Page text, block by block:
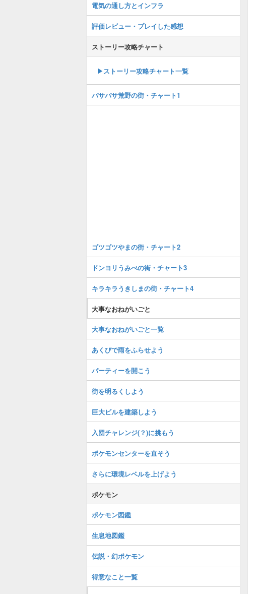
電気の通し方とインフラ
評価レビュー・プレイした感想
ストーリー攻略チャート
▶ストーリー攻略チャート一覧
パサパサ荒野の街・チャート1
ゴツゴツやまの街・チャート2
ドンヨリうみべの街・チャート3
キラキラうきしまの街・チャート4
大事なおねがいごと
大事なおねがいごと一覧
あくびで雨をふらせよう
パーティーを開こう
街を明るくしよう
巨大ビルを建築しよう
入団チャレンジ(？)に挑もう
ポケモンセンターを直そう
さらに環境レベルを上げよう
ポケモン
ポケモン図鑑
生息地図鑑
伝説・幻ポケモン
得意なこと一覧